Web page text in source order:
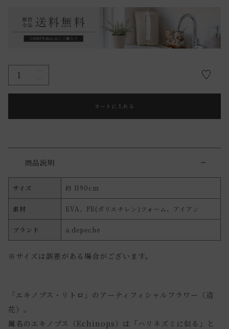
カートに入れる
商品説明
サイズ 約 H90cm
素材 EVA、PE(ポリエチレン)フォーム、アイアン
ブランド a.depeche
※サイズは誤差がある場合がございます。
「エキノプス・リトロ」のアーティフィシャルフラワー（造
花）。
属名のエキノプス（Echinops）は「ハリネズミに似る」と